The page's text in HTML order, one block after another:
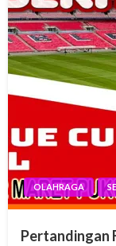
OLAHRAGA
Pertandingan